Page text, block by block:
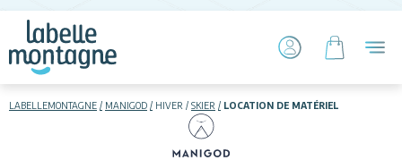
LABELLEMONTAGNE MANIGOD HIVER SKIER LOCATION DE MATÉRIEL